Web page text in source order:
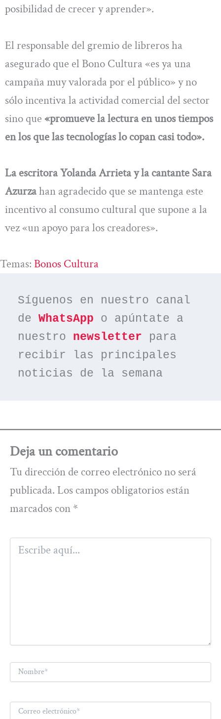
posibilidad de crecer y aprender».
El responsable del gremio de libreros ha
asegurado que el Bono Cultura «es ya una
campaña muy valorada por el público» y no
sólo incentiva la actividad comercial del sector
sino que «promueve la lectura en unos tiempos
en los que las tecnologías lo copan casi todo».
La escritora Yolanda Arrieta y la cantante Sara
Azurzahan agradecido que se mantenga este
incentivo al consumo cultural que supone a la
vez «un apoyo para los creadores».
Temas: Bonos Cultura
Síguenos en nuestro canal
de WhatsApp o apúntate a
nuestro newsletter para
recibir las principales
noticias de la semana
Deja un comentario
Tu dirección de correo electrónico no será
publicada. Los campos obligatorios están
marcados con *
Escribe
aquí...
Nombre*
Correo
electrónico*